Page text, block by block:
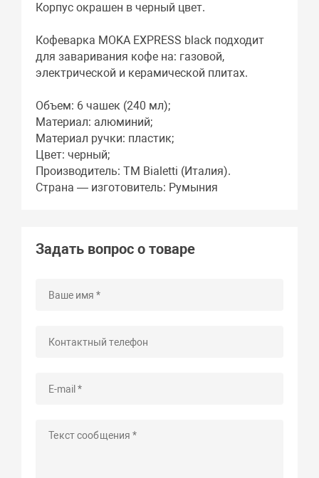
Корпус окрашен в черный цвет.
Кофеварка MOKA EXPRESS black подходит
для заваривания кофе на: газовой,
электрической и керамической плитах.
Объем: 6 чашек (240 мл);
Материал: алюминий;
Материал ручки: пластик;
Цвет: черный;
Производитель: ТМ Bialetti (Италия).
Страна — изготовитель: Румыния
Задать вопрос о товаре